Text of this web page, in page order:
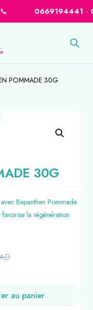
📞 0669194441-
POMMADE 30G
30G
Bepanthen Pommade.
la régénération
au panier